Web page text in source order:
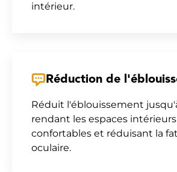
intérieur.
Réduction de
Réduit l'éblouissement
rendant les espaces
confortables et réduisant la
oculaire.